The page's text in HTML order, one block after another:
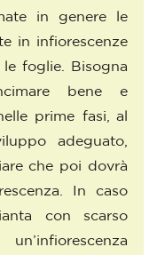
in genere le
in infiorescenze
foglie. Bisogna
bene e
prime fasi, al
adeguato,
che poi dovrà
In caso
con scarso